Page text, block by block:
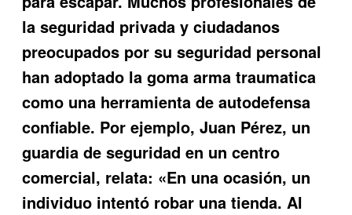
la seguridad privada y ciudadanos
preocupados por su seguridad personal
han adoptado lagoma arma traumatica
como una herramienta de autodefensa
confiable. Por ejemplo, Juan Pérez, un
guardia de seguridad en un centro
comercial, relata: «En una ocasión, un
individuo intentó robar una tienda. Al